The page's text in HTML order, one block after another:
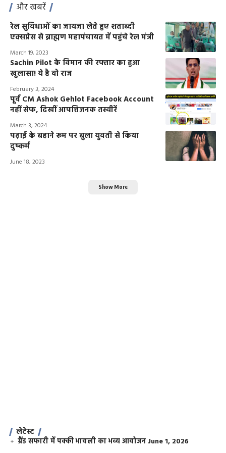
और खबरें
रेल सुविधाओं का जायजा लेते हुए शताब्दी
एक्सप्रेस से ब्राह्मण महापंचायत में पहुंचे रेल मंत्री
March 19, 2023
Sachin Pilot के विमान की रफ्तार का हुआ
खुलासा! ये है वो राज
February 3, 2024
पूर्व CM Ashok Gehlot Facebook Account
नहीं सेफ, दिखीं आपत्तिजनक तस्वीरें
March 3, 2024
पढ़ाई के बहाने रूम पर बुला युवती से किया
दुष्कर्म
June 18, 2023
Show More
लेटेस्ट
ग्रैंड सफारी में पक्की भायली का भव्य आयोजन June 1, 2026